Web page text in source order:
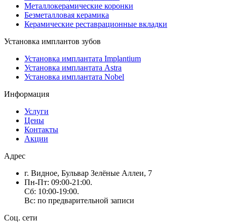
Металлокерамические коронки
Безметалловая керамика
Керамические реставрационные вкладки
Установка имплантов зубов
Установка имплантата Implantium
Установка имплантата Astra
Установка имплантата Nobel
Информация
Услуги
Цены
Контакты
Акции
Адрес
г. Видное, Бульвар Зелёные Аллеи, 7
Пн-Пт: 09:00-21:00.
Сб: 10:00-19:00.
Вс: по предварительной записи
Соц. сети